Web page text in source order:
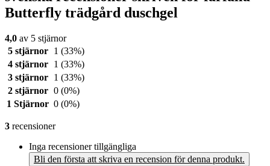
Butterfly trädgård duschgel
4,0 av 5 stjärnor
5 stjärnor
1 (33%)
4 stjärnor
1 (33%)
3 stjärnor
1 (33%)
2 stjärnor 0 (0%)
1 Stjärnor 0 (0%)
3 recensioner
Inga recensioner tillgängliga
Bli den första att skriva en recension för denna produkt.